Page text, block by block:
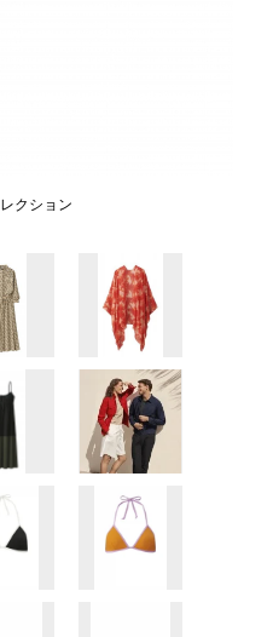
クション